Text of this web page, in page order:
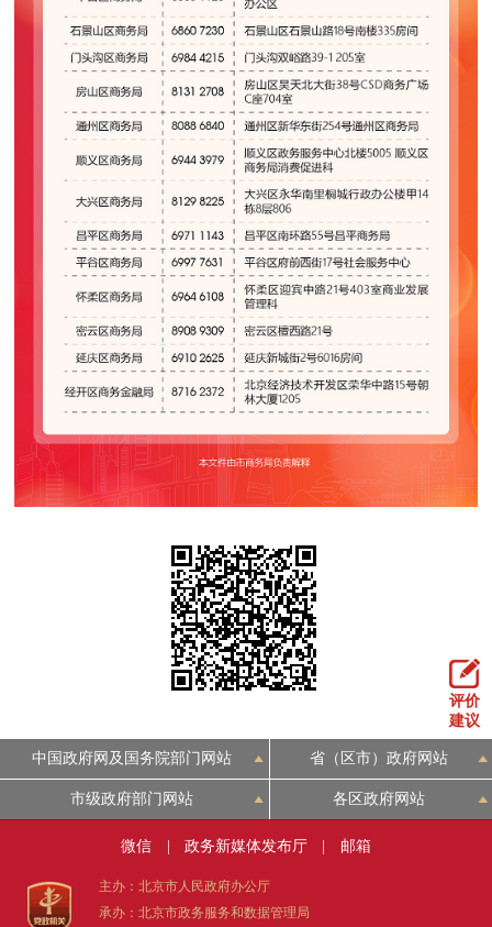
评价
建议
中国政府网及国务院部门网站 省（区市）政府网站
市级政府部门网站 各区政府网站
微信 政务新媒体发布厅 邮箱
主办：北京市人民政府办公厅
承办：北京市政务服务和数据管理局